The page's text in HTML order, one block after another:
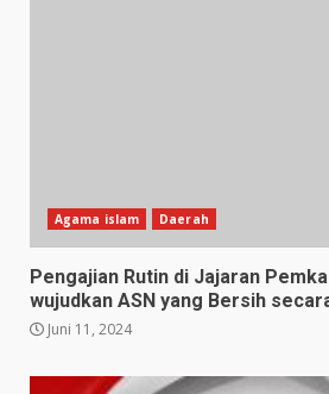
Agama islam Daerah
Pengajian Rutin di Jajaran
wujudkan ASN yang Bersih
Juni 11, 2024